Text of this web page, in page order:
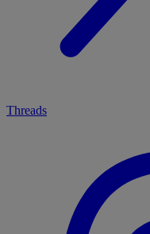
Threads